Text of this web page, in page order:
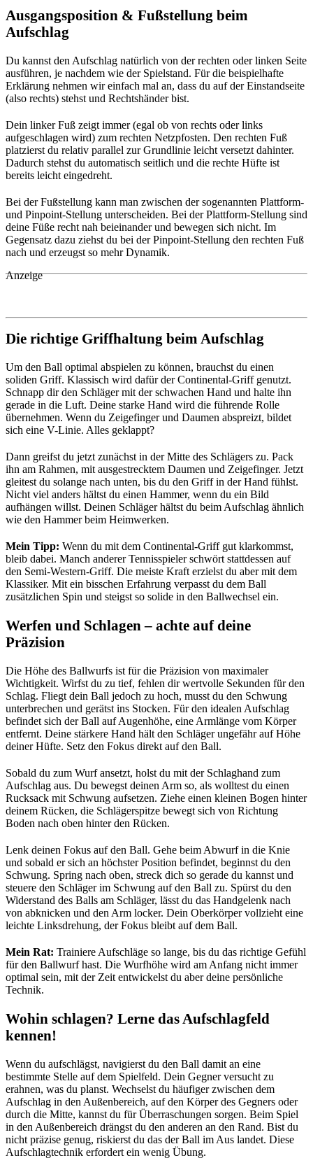
Ausgangsposition & Fußstellung beim
Aufschlag
Du kannst den Aufschlag natürlich von der rechten oder linken Seite
ausführen, je nachdem wie der Spielstand. Für die beispielhafte
Erklärung nehmen wir einfach mal an, dass du auf der Einstandseite
(also rechts) stehst und Rechtshänder bist.
Dein linker Fuß zeigt immer (egal ob von rechts oder links
aufgeschlagen wird) zum rechten Netzpfosten. Den rechten Fuß
platzierst du relativ parallel zur Grundlinie leicht versetzt dahinter.
Dadurch stehst du automatisch seitlich und die rechte Hüfte ist
bereits leicht eingedreht.
Bei der Fußstellung kann man zwischen der sogenannten Plattform-
und Pinpoint-Stellung unterscheiden. Bei der Plattform-Stellung sind
deine Füße recht nah beieinander und bewegen sich nicht. Im
Gegensatz dazu ziehst du bei der Pinpoint-Stellung den rechten Fuß
nach und erzeugst so mehr Dynamik.
Anzeige
Die richtige Griffhaltung beim Aufschlag
Um den Ball optimal abspielen zu können, brauchst du einen
soliden Griff. Klassisch wird dafür der Continental-Griff genutzt.
Schnapp dir den Schläger mit der schwachen Hand und halte ihn
gerade in die Luft. Deine starke Hand wird die führende Rolle
übernehmen. Wenn du Zeigefinger und Daumen abspreizt, bildet
sich eine V-Linie. Alles geklappt?
Dann greifst du jetzt zunächst in der Mitte des Schlägers zu. Pack
ihn am Rahmen, mit ausgestrecktem Daumen und Zeigefinger. Jetzt
gleitest du solange nach unten, bis du den Griff in der Hand fühlst.
Nicht viel anders hältst du einen Hammer, wenn du ein Bild
aufhängen willst. Deinen Schläger hältst du beim Aufschlag ähnlich
wie den Hammer beim Heimwerken.
Mein Tipp: Wenn du mit dem Continental-Griff gut klarkommst,
bleib dabei. Manch anderer Tennisspieler schwört stattdessen auf
den Semi-Western-Griff. Die meiste Kraft erzielst du aber mit dem
Klassiker. Mit ein bisschen Erfahrung verpasst du dem Ball
zusätzlichen Spin und steigst so solide in den Ballwechsel ein.
Werfen und Schlagen – achte auf deine
Präzision
Die Höhe des Ballwurfs ist für die Präzision von maximaler
Wichtigkeit. Wirfst du zu tief, fehlen dir wertvolle Sekunden für den
Schlag. Fliegt dein Ball jedoch zu hoch, musst du den Schwung
unterbrechen und gerätst ins Stocken. Für den idealen Aufschlag
befindet sich der Ball auf Augenhöhe, eine Armlänge vom Körper
entfernt. Deine stärkere Hand hält den Schläger ungefähr auf Höhe
deiner Hüfte. Setz den Fokus direkt auf den Ball.
Sobald du zum Wurf ansetzt, holst du mit der Schlaghand zum
Aufschlag aus. Du bewegst deinen Arm so, als wolltest du einen
Rucksack mit Schwung aufsetzen. Ziehe einen kleinen Bogen hinter
deinem Rücken, die Schlägerspitze bewegt sich von Richtung
Boden nach oben hinter den Rücken.
Lenk deinen Fokus auf den Ball. Gehe beim Abwurf in die Knie
und sobald er sich an höchster Position befindet, beginnst du den
Schwung. Spring nach oben, streck dich so gerade du kannst und
steuere den Schläger im Schwung auf den Ball zu. Spürst du den
Widerstand des Balls am Schläger, lässt du das Handgelenk nach
von abknicken und den Arm locker. Dein Oberkörper vollzieht eine
leichte Linksdrehung, der Fokus bleibt auf dem Ball.
Mein Rat: Trainiere Aufschläge so lange, bis du das richtige Gefühl
für den Ballwurf hast. Die Wurfhöhe wird am Anfang nicht immer
optimal sein, mit der Zeit entwickelst du aber deine persönliche
Technik.
Wohin schlagen? Lerne das Aufschlagfeld
kennen!
Wenn du aufschlägst, navigierst du den Ball damit an eine
bestimmte Stelle auf dem Spielfeld. Dein Gegner versucht zu
erahnen, was du planst. Wechselst du häufiger zwischen dem
Aufschlag in den Außenbereich, auf den Körper des Gegners oder
durch die Mitte, kannst du für Überraschungen sorgen. Beim Spiel
in den Außenbereich drängst du den anderen an den Rand. Bist du
nicht präzise genug, riskierst du das der Ball im Aus landet. Diese
Aufschlagtechnik erfordert ein wenig Übung.